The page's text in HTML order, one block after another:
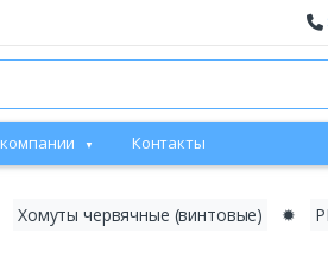
Контакты
Хомуты червячные (винтовые) ✹